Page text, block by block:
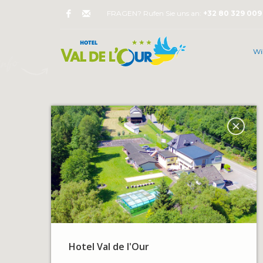
FRAGEN? Rufen Sie uns an: +32 80 329 009
Hotel Val de l'Our